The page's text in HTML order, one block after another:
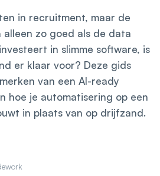
in recruitment, maar de
alleen zo goed als de data
in slimme software, is
er klaar voor? Deze gids
van een AI-ready
hoe je automatisering op een
in plaats van op drijfzand.